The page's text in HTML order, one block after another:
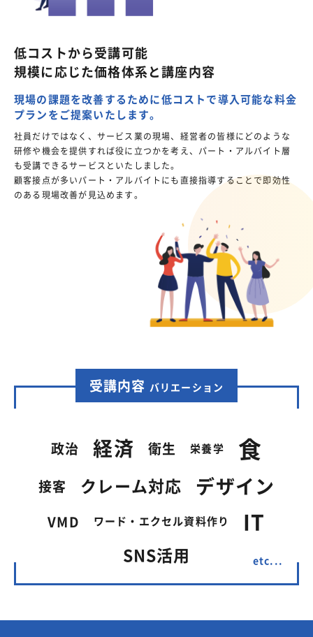
低コストから受講可能
規模に応じた価格体系と講座内容
現場の課題を改善するために低コストで導入可能な料金
プランをご提案いたします。
社員だけではなく、サービス業の現場、経営者の皆様にどのような
研修や機会を提供すれば役に立つかを考え、パート・アルバイト層
も受講できるサービスといたしました。
顧客接点が多いパート・アルバイトにも直接指導することで即効性
のある現場改善が見込めます。
受講内容 バリエーション
政治 経済 衛生 栄養学 食
接客 クレーム対応 デザイン
VMD ワード・エクセル資料作り IT
SNS活用 etc...